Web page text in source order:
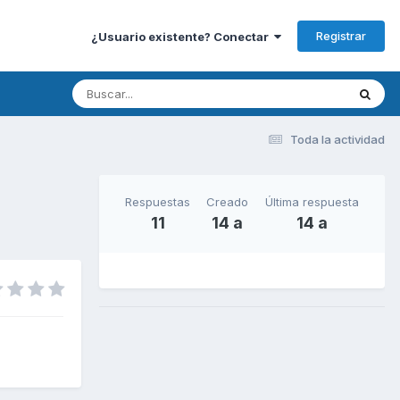
¿Usuario existente? Conectar Registrar
Toda la actividad
Respuestas
11
Creado
14 a
Última respuesta
14 a